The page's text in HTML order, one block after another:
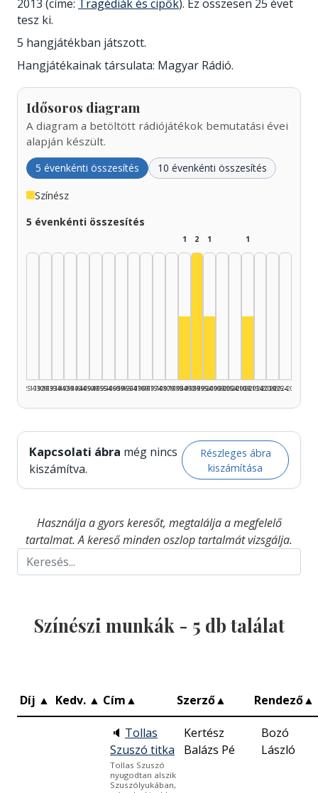
2013 (címe: Tragédiák és cipők). Ez összesen 25 évet
tesz ki.
5 hangjátékban játszott.
Hangjátékainak társulata: Magyar Rádió.
Idősoros diagram
A diagram a betöltött rádiójátékok bemutatási évei
alapján készült.
5 évenkénti összesítés 10 évenkénti összesítés
Színész
5 évenkénti összesítés
1925–1929
1930–1934
1935–1939
1940–1944
1945–1949
1950–1954
1955–1959
1960–1964
1965–1969
1970–1974
1975–1979
1980–1984
1
1985–1989
2
1990–1994
1
1995–1999
2000–2004
2005–2009
1
2010–2014
2015–2019
2020–2024
2025–2026
Kapcsolati ábra még nincs
kiszámítva.
Részleges ábra
kiszámítása
Használja a gyors keresőt, megtalálja a megfelelő
tartalmat. A kereső minden oszlop tartalmát vizsgálja.
Színészi munkák - 5 db találat
Díj ▲ Kedv. ▲ Cím▲ Szerző▲ Rendező▲
🔈 Tollas
Szuszó titka
Tollas Szuszó
nyugodtan alszik
Szuszólyukában,
Kertész
Balázs Pé
Bozó
László